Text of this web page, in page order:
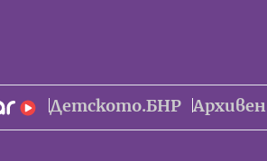
Детското.БНР